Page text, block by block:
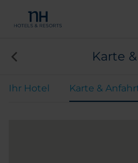
Karte
Ihr Hotel Karte &